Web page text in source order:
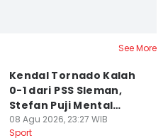
See More
Kendal Tornado Kalah
0-1 dari PSS Sleman,
Stefan Puji Mental
Pemain
08 Agu 2026, 23:27 WIB
Sport